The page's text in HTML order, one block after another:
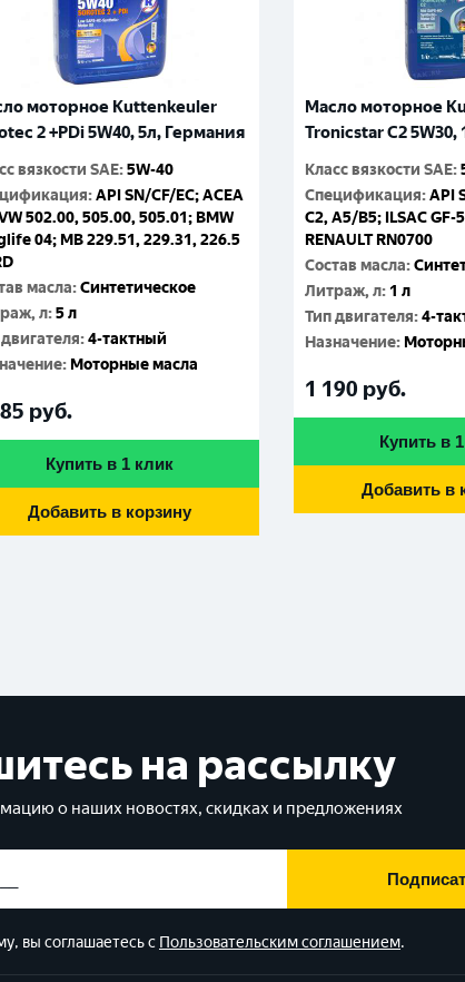
моторное Kuttenkeuler
2 +PDi 5W40, 5л, Германия
вязкости SAE:5W-40
:API SN/CF/EC; ACEA
502.00, 505.00, 505.01; BMW
04; MB 229.51, 229.31, 226.5
масла:Синтетическое
л:5 л
:4-тактный
: Моторные масла
руб.
Купить в 1 клик
Добавить в корзину
Масло моторное
Tronicstar C2
Класс вязкости SAE:
Спецификация:API
C2, A5/B5; ILSAC GF-
RENAULT RN0700
Состав масла:
Литраж, л: 1 л
Тип двигателя:4-
Назначение:
1 190 руб.
Купить в
Добавить в
на рассылку
о наших новостях, скидках и предложениях
вы соглашаетесь с Пользовательским соглашением.